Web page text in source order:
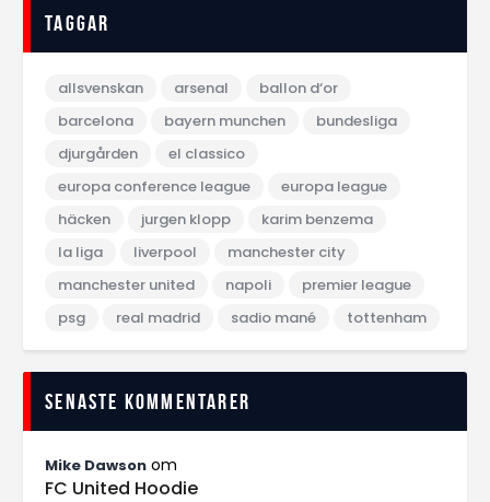
Taggar
allsvenskan arsenal
ballon d‘or
barcelona
bayern munchen
bundesliga
djurgården
el classico
europa conference league
europa league
häcken
jurgen klopp
karim benzema
la liga
liverpool
manchester city
manchester united
napoli
premier league
psg
real madrid sadio mané tottenham
Senaste kommentarer
Mike Dawson om
FC United Hoodie